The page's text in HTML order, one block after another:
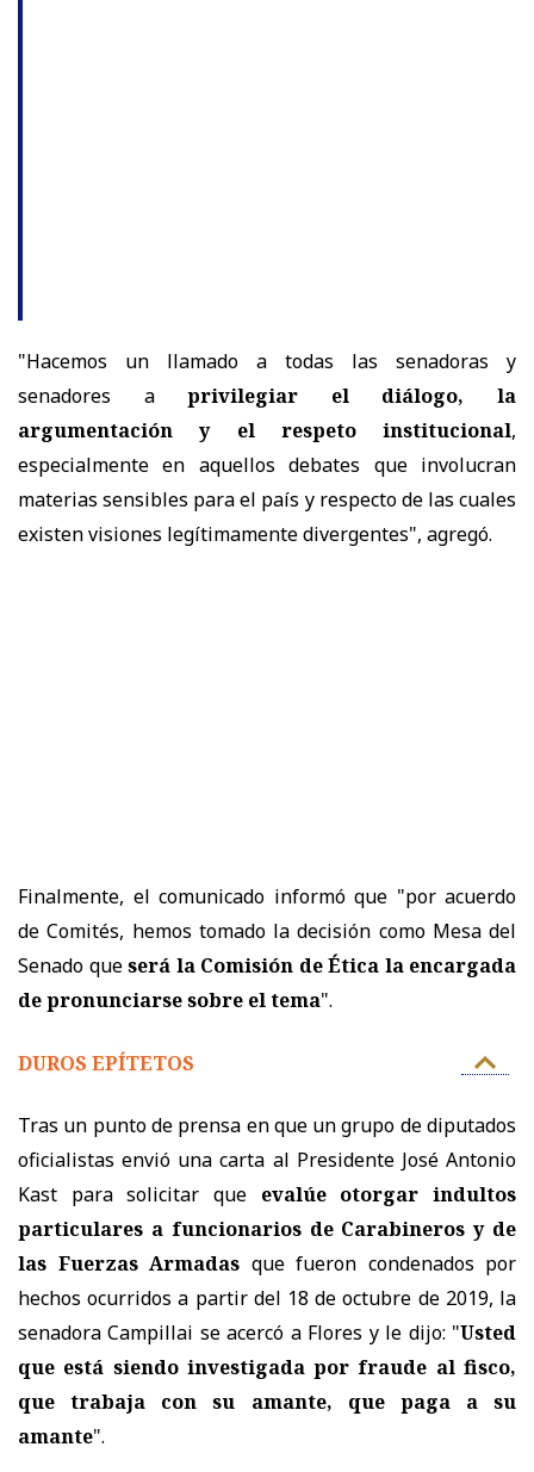
"Hacemos un llamado a todas las senadoras y
senadores aprivilegiar el diálogo, la
argumentación y el respeto institucional,
especialmente en aquellos debates que involucran
materias sensibles para el país y respecto de las cuales
existen visiones legítimamente divergentes", agregó.
Finalmente, el comunicado informó que "por acuerdo
de Comités, hemos tomado la decisión como Mesa del
Senado queserá la Comisión de Ética la encargada
de pronunciarse sobre el tema".
DUROS EPÍTETOS
Tras un punto de prensa en que un grupo de diputados
oficialistas envió una carta al Presidente José Antonio
Kast para solicitar que evalúe otorgar indultos
particulares a funcionarios de Carabineros y de
las Fuerzas Armadas que fueron condenados por
hechos ocurridos a partir del 18 de octubre de 2019, la
senadora Campillai se acercó a Flores y le dijo: "Usted
que está siendo investigada por fraude al fisco,
que trabaja con su amante, que paga a su
amante".